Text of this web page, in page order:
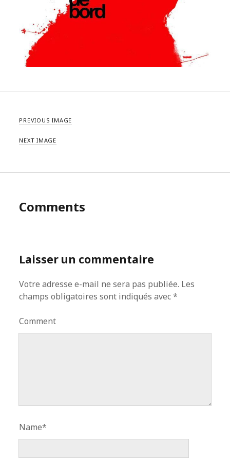
PREVIOUS IMAGE
NEXT IMAGE
Comments
Laisser un commentaire
Votre adresse e-mail ne sera pas publiée. Les
champs obligatoires sont indiqués avec*
Comment
Name*